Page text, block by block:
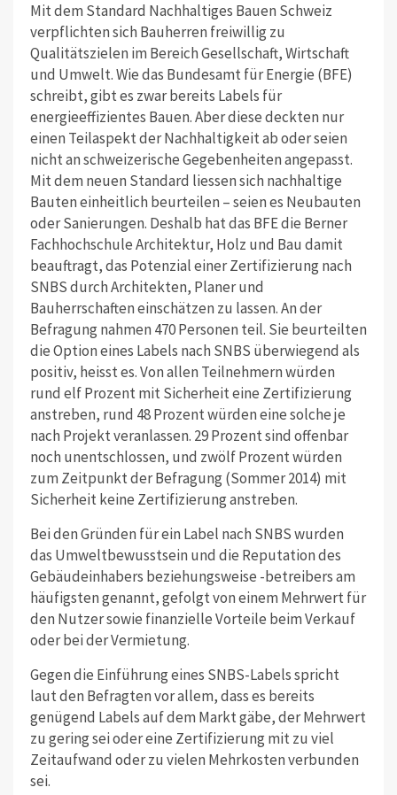
Mit dem Standard Nachhaltiges Bauen Schweiz
verpflichten sich Bauherren freiwillig zu
Qualitätszielen im Bereich Gesellschaft, Wirtschaft
und Umwelt. Wie das Bundesamt für Energie (BFE)
schreibt, gibt es zwar bereits Labels für
energieeffizientes Bauen. Aber diese deckten nur
einen Teilaspekt der Nachhaltigkeit ab oder seien
nicht an schweizerische Gegebenheiten angepasst.
Mit dem neuen Standard liessen sich nachhaltige
Bauten einheitlich beurteilen – seien es Neubauten
oder Sanierungen. Deshalb hat das BFE die Berner
Fachhochschule Architektur, Holz und Bau damit
beauftragt, das Potenzial einer Zertifizierung nach
SNBS durch Architekten, Planer und
Bauherrschaften einschätzen zu lassen. An der
Befragung nahmen 470 Personen teil. Sie beurteilten
die Option eines Labels nach SNBS überwiegend als
positiv, heisst es. Von allen Teilnehmern würden
rund elf Prozent mit Sicherheit eine Zertifizierung
anstreben, rund 48 Prozent würden eine solche je
nach Projekt veranlassen. 29 Prozent sind offenbar
noch unentschlossen, und zwölf Prozent würden
zum Zeitpunkt der Befragung (Sommer 2014) mit
Sicherheit keine Zertifizierung anstreben.
Bei den Gründen für ein Label nach SNBS wurden
das Umweltbewusstsein und die Reputation des
Gebäudeinhabers beziehungsweise -betreibers am
häufigsten genannt, gefolgt von einem Mehrwert für
den Nutzer sowie finanzielle Vorteile beim Verkauf
oder bei der Vermietung.
Gegen die Einführung eines SNBS-Labels spricht
laut den Befragten vor allem, dass es bereits
genügend Labels auf dem Markt gäbe, der Mehrwert
zu gering sei oder eine Zertifizierung mit zu viel
Zeitaufwand oder zu vielen Mehrkosten verbunden
sei.